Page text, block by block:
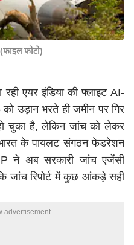
(फाइल फोटो)
एयर इंडिया की फ्लाइट AI-
उड़ान भरते ही जमीन पर गिर
चुका है, लेकिन जांच को लेकर
के पायलट संगठन फेडरेशन
ने अब सरकारी जांच एजेंसी
जांच रिपोर्ट में कुछ आंकड़े सही
advertisement